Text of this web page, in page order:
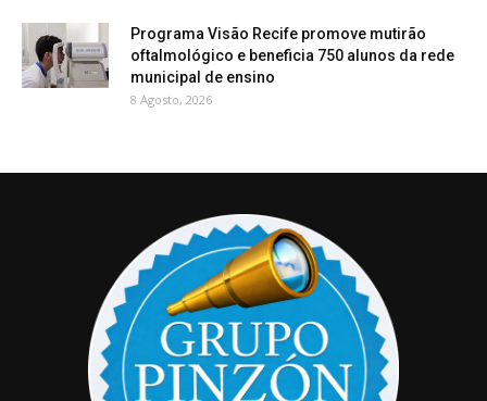
Programa Visão Recife promove mutirão
oftalmológico e beneficia 750 alunos da rede
municipal de ensino
8 Agosto, 2026